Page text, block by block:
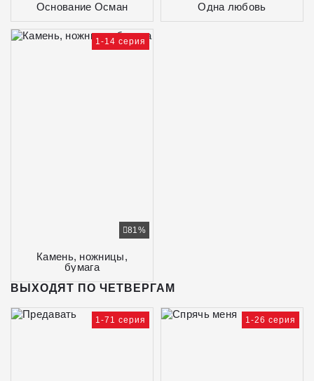
Основание Осман Одна любовь
Камень, ножницы,
бумага
81%
1-14 серия
ВЫХОДЯТ ПО ЧЕТВЕРГАМ
1-71 серия 1-26 серия